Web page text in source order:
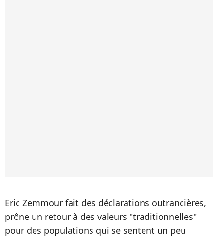
Eric Zemmour fait des déclarations outrancières,
prône un retour à des valeurs "traditionnelles"
pour des populations qui se sentent un peu